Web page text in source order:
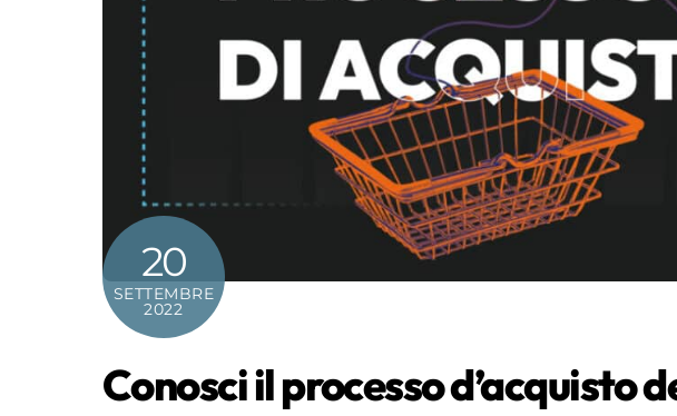
20
SETTEMBRE
2022
Conosci il processo d’acquisto